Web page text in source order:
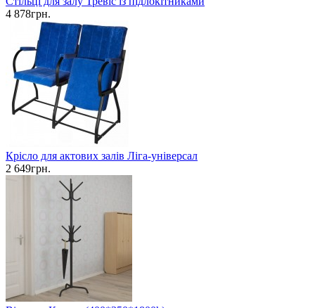
4 878грн.
Крісло для актових залів Ліга-універсал
2 649грн.